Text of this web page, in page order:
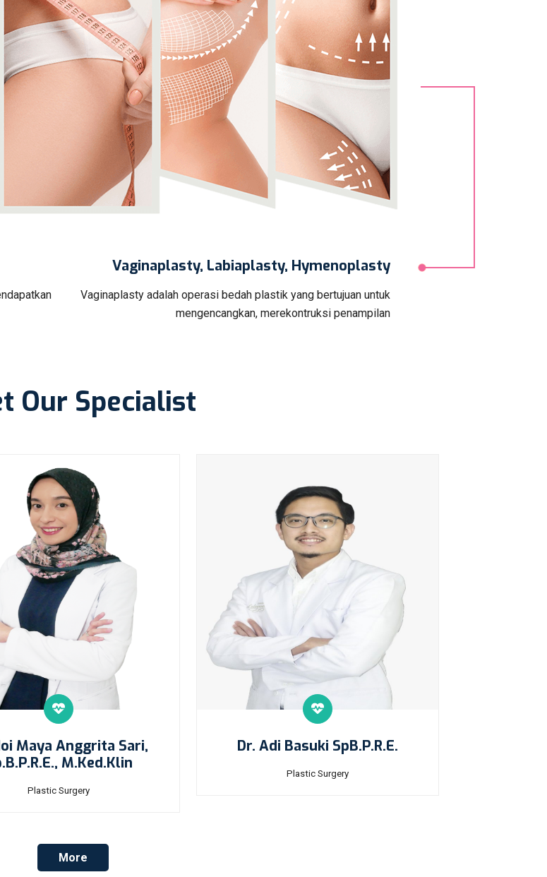
Vaginaplasty, Labiaplasty, Hymenoplasty
Vaginaplasty adalah operasi bedah plastik yang bertujuan untuk
mengencangkan, merekontruksi penampilan
Our Specialist
Maya Anggrita Sari,
M.Ked.Klin
Plastic Surgery
Dr. Adi Basuki SpB.P.R.E.
Plastic Surgery
More